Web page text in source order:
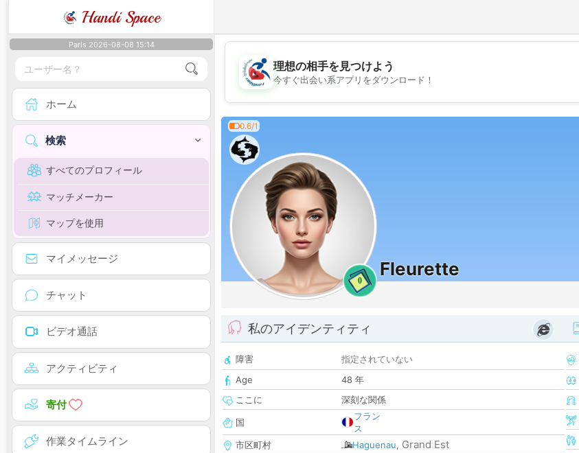
Handi Space
Paris 2026-08-08 15:14
ホーム
検索
すべてのプロフィール
マッチメーカー
マップを使用
マイメッセージ
チャット
ビデオ通話
アクティビティ
寄付
作業タイムライン
💖
理想の相手を見つけよう
今すぐ出会い系アプリをダウンロード！
0.6/1
0
Fleurette
私のアイデンティティ
障害
指定されていない
Age
48 年
ここに
深刻な関係
国
フラン
ス
市区町村
Haguenau, Grand Est